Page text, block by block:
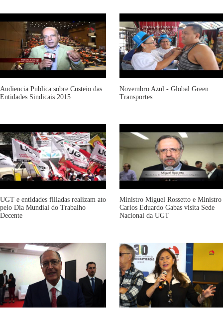
Audiencia Publica sobre Custeio das
Entidades Sindicais 2015
Novembro Azul - Global Green
Transportes
UGT e entidades filiadas realizam ato
pelo Dia Mundial do Trabalho
Decente
Ministro Miguel Rossetto e Ministro
Carlos Eduardo Gabas visita Sede
Nacional da UGT